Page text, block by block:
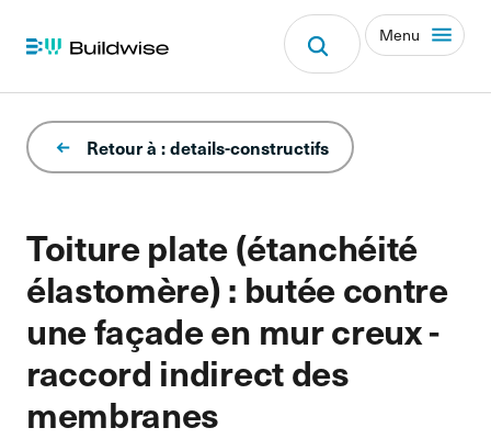
Menu
Toiture plate (étanchéité
élastomère) : butée contre
une façade en mur creux -
raccord indirect des
membranes
Retour à : details-constructifs